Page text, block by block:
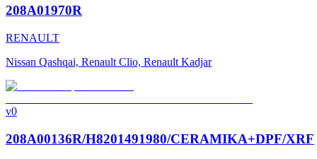
208A01970R
RENAULT
Nissan Qashqai, Renault Clio, Renault Kadjar
v0
208A00136R/H8201491980/CERAMIKA+DPF/XRF